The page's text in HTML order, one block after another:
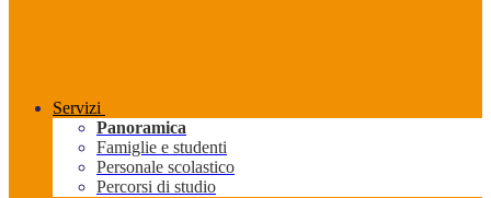
Servizi
Panoramica
Famiglie e studenti
Personale scolastico
Percorsi di studio